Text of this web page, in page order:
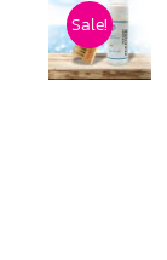
Sale!